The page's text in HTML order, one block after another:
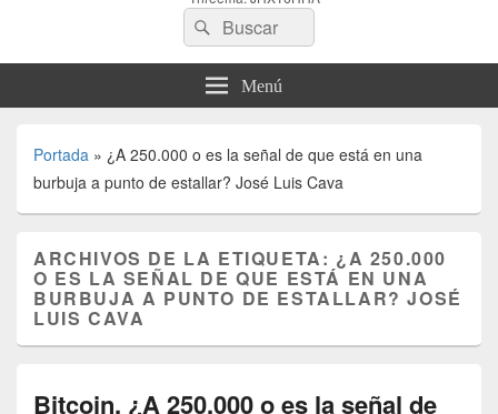
Buscar
por:
Buscar
Menú
Portada » ¿A 250.000 o es la señal de que está en una
burbuja a punto de estallar? José Luis Cava
ARCHIVOS DE LA ETIQUETA: ¿A 250.000
O ES LA SEÑAL DE QUE ESTÁ EN UNA
BURBUJA A PUNTO DE ESTALLAR? JOSÉ
LUIS CAVA
Bitcoin, ¿A 250.000 o es la señal de